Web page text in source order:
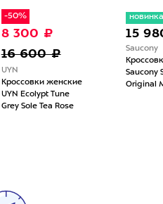
-50%
8 300 ₽
16 600 ₽
UYN
Кроссовки женские
UYN Ecolypt Tune
Grey Sole Tea Rose
новинка
15
Saucony
Saucony
Original